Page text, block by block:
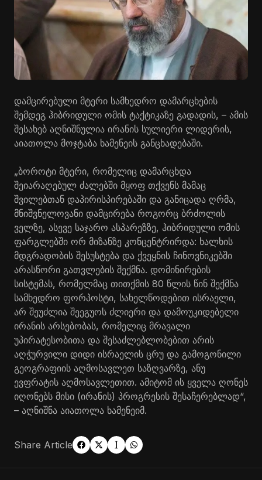
დამცირებული მტერი სამხედრო დამარცხების
შემდეგ ჰიბრიდული ომის ტაქტიკაზე გადადის, – ამის
შესახებ აღნიშნულია ირანის სულიერი ლიდერის,
აიათოლა მოჯტაბა ხამენეის განცხადებაში.
„ბოროტი მტერი, რომელიც დამარცხდა
შეიარაღებულ ძალებში მყოფ თქვენს მამაც
შვილებთან დაპირისპირებაში და განიცადა ღრმა,
მნიშვნელოვანი დამცირება როგორც ბრძოლის
ველზე, ასევე საჯარო ასპარეზზე, ჰიბრიდული ომის
ფარგლებში ორ მიზანზე კონცენტრირდა: ხალხის
მდგრადობის შესუსტება და ქვეყნის ჩინოვნიკებში
არასწორი გათვლების შექმნა. დომინირების
სისტემას, რომელმაც თითქმის 80 წლის წინ შექმნა
სამხედრო ფორპოსტი, სახელწოდებით ისრაელი,
არ შეუძლია შეეგუოს ძლიერი და დამოუკიდებელი
ირანის არსებობას, რომელიც მრავალი
უპირატესობითა და შესაძლებლობებით არის
აღჭურვილი დიდი ისრაელის ცრუ და გამოგონილი
გეოგრაფიის აღმოსავლეთ საზღვარზე, ანუ
ევფრატის აღმოსავლეთით. ამიტომ ის ყველა ღონეს
იღონებს მისი (ირანის) პროგრესის შესაჩერებლად“,
– აღნიშნა აიათოლა ხამენეიმ.
Share Article